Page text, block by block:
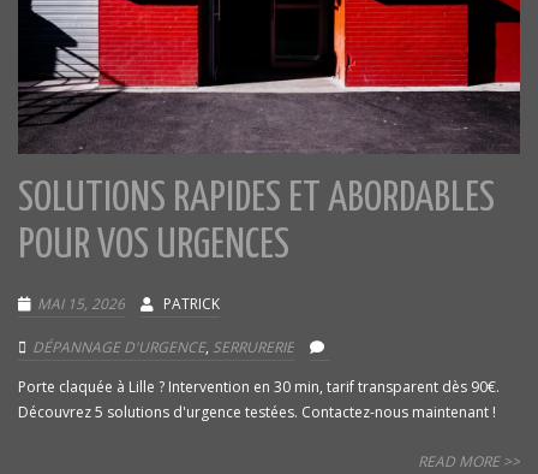
SOLUTIONS RAPIDES ET ABORDABLES
POUR VOS URGENCES
MAI 15, 2026 PATRICK
DÉPANNAGE D'URGENCE, SERRURERIE
Porte claquée à Lille ? Intervention en 30 min, tarif transparent dès 90€.
Découvrez 5 solutions d'urgence testées. Contactez-nous maintenant !
READ MORE >>